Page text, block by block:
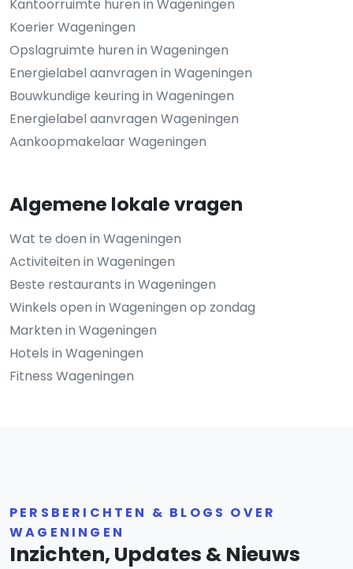
Kantoorruimte huren in Wageningen
Koerier Wageningen
Opslagruimte huren in Wageningen
Energielabel aanvragen in Wageningen
Bouwkundige keuring in Wageningen
Energielabel aanvragen Wageningen
Aankoopmakelaar Wageningen
Algemene lokale vragen
Wat te doen in Wageningen
Activiteiten in Wageningen
Beste restaurants in Wageningen
Winkels open in Wageningen op zondag
Markten in Wageningen
Hotels in Wageningen
Fitness Wageningen
PERSBERICHTEN & BLOGS OVER
WAGENINGEN
Inzichten, Updates & Nieuws